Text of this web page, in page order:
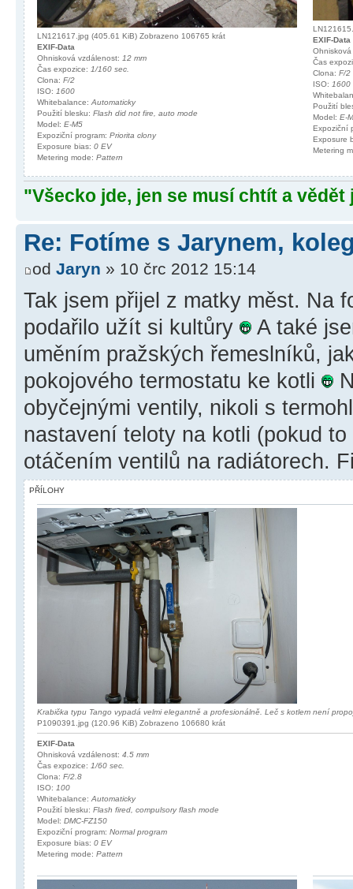
LN121617.jpg (405.61 KiB) Zobrazeno 106765 krát
EXIF-Data
Ohnisková vzdálenost: 12 mm
Čas expozice: 1/160 sec.
Clona: F/2
ISO: 1600
Whitebalance:Automaticky
Použití blesku: Flash did not fire, auto mode
Model: E-M5
Expoziční program: Priorita clony
Exposure bias: 0 EV
Metering mode: Pattern
EXIF-Data
Čas
Clona: F/2
ISO: 1600
Použití
Model: E-
Expoziční
Exposure
Metering
"Všecko jde, jen se musí chtít a vědět
Re: Fotíme s Jarynem,
od Jaryn » 10 črc 2012 15:14
Tak jsem přijel z matky měst. Na
podařilo užít si kultůry
A také
uměním pražských řemeslníků,
pokojového termostatu ke kotli
obyčejnými ventily, nikoli s
nastavení teloty na kotli (pokud
otáčením ventilů na radiátorech.
PŘÍLOHY
Krabička typu Tango vypadá velmi elegantně a profesionálně. Leč s kotlem není
P1090391.jpg (120.96 KiB) Zobrazeno 106680 krát
EXIF-Data
Ohnisková vzdálenost: 4.5 mm
Čas expozice: 1/60 sec.
Clona: F/2.8
ISO: 100
Whitebalance: Automaticky
Použití blesku: Flash fired, compulsory flash mode
Model: DMC-FZ150
Expoziční program: Normal program
Exposure bias: 0 EV
Metering mode: Pattern